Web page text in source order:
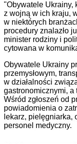
"Obywatele Ukrainy,
z wojną w ich kraju,
w niektórych
procedury znalazło
minister rodziny i
cytowana w
Obywatele Ukrainy
przemysłowym,
w działalności
gastronomicznymi,
Wśród zgłoszeń od
powiadomienia o
lekarz, pielęgniarka,
personel medyczny.